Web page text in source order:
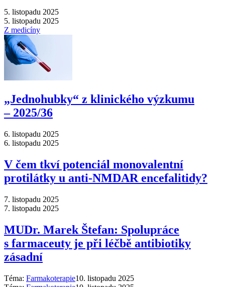
5. listopadu 2025
5. listopadu 2025
Z medicíny
„Jednohubky“ z klinického výzkumu
–⁠ 2025/36
6. listopadu 2025
6. listopadu 2025
V čem tkví potenciál monovalentní
protilátky u anti-NMDAR encefalitidy?
7. listopadu 2025
7. listopadu 2025
MUDr. Marek Štefan: Spolupráce
s farmaceuty je při léčbě antibiotiky
zásadní
Téma: Farmakoterapie10. listopadu 2025